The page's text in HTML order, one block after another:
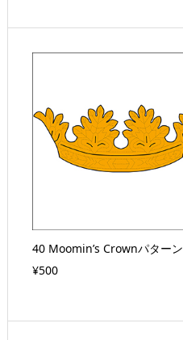
40 Moomin’s Crownパターン
¥500